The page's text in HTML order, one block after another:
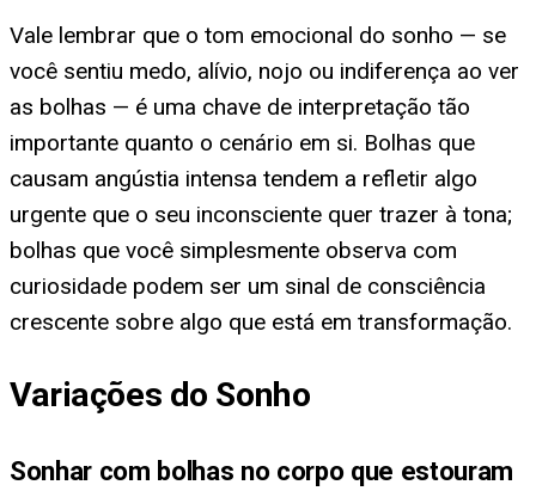
Vale lembrar que o tom emocional do sonho — se
você sentiu medo, alívio, nojo ou indiferença ao ver
as bolhas — é uma chave de interpretação tão
importante quanto o cenário em si. Bolhas que
causam angústia intensa tendem a refletir algo
urgente que o seu inconsciente quer trazer à tona;
bolhas que você simplesmente observa com
curiosidade podem ser um sinal de consciência
crescente sobre algo que está em transformação.
Variações do Sonho
Sonhar com bolhas no corpo que estouram